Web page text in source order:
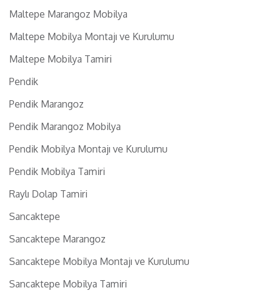
Maltepe Marangoz Mobilya
Maltepe Mobilya Montajı ve Kurulumu
Maltepe Mobilya Tamiri
Pendik
Pendik Marangoz
Pendik Marangoz Mobilya
Pendik Mobilya Montajı ve Kurulumu
Pendik Mobilya Tamiri
Raylı Dolap Tamiri
Sancaktepe
Sancaktepe Marangoz
Sancaktepe Mobilya Montajı ve Kurulumu
Sancaktepe Mobilya Tamiri